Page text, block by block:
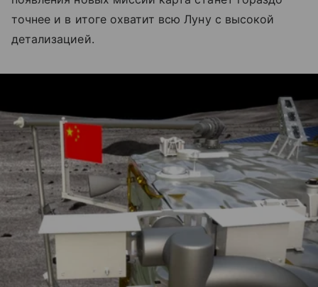
точнее и в итоге охватит всю Луну с высокой
детализацией.